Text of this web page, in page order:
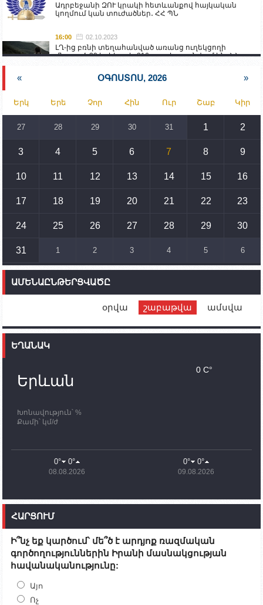
Ադրբեջանի ԶՈՒ կրակի հետևանքով հայկական
կողմում կան տուժածներ․ ՀՀ ՊՆ
16:00 02.10.2023
ԼՂ-ից բռնի տեղահանված առանց ուղեկցողի
մնացած 20 երեխա և 216 տարեց գտնվում են ՀՀ
Իրանը կողմ է տարածաշրջանի համար շահավետ
տրանսպորտային հաղորդակցությունների
զարգացմանը, սակայն ոչ՝ միջազգային
սահմանների փոփոխությանը
15:10 02.10.2023
սպառնալիքները կասեցնելու համար. իսպանացի
պատգամավորը Գորիսում է
14:54 02.10.2023
տեղակայված հայկական դիրքերի անձնակազմի
համար սնունդ տեղափոխող մեքենայի
ունեն. կիպրոսցի խորհրդարանականը՝ Ալեն
Ֆրանսիայի ԱԳ նախարարը կայցելի Հայաստան
պատասխանատուներ կմնան ԼՂ-ում՝ մինչև
որոնողափրկարարական աշխատանքների
11:03
ՄԱԿ-ի առաքելությունը շատ, շատ, շատ օգտակար
Ադրբեջանի փոխվարչապետն այսօր կմեկնի
Ստեփանակերտ
10:07 02.10.2023
09:38 02.10.2023
Խումբն Արցախում կմնա` մինչև զոհվածների
աճյունների ու անհետ կորածների
« ՕԳՈՍՏՈՍ, 2026 »
Երկ Երե Չոր Հին Ուր Շաբ Կիր
27 28 29 30 31 1 2
3 4 5 6 7 8 9
10 11 12 13 14 15 16
17 18 19 20 21 22 23
24 25 26 27 28 29 30
31 1 2 3 4 5 6
ԱՄԵՆԱԸՆԹԵՐՑՎԱԾԸ
օրվա շաբաթվա ամսվա
ԵՂԱՆԱԿ
Երևան
Խոնավություն՝ %
Քամի՝ կմ/ժ
0 C°
0° 0°
08.08.2026
0° 0°
09.08.2026
ՀԱՐՑՈՒՄ
Ի՞նչ եք կարծում՝ մե՞ծ է արդյոք ռազմական
գործողություններին Իրանի մասնակցության
հավանականությունը:
Այո
Ոչ